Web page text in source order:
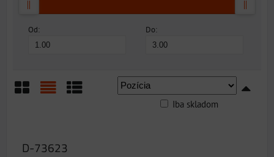
Od: Do:
Iba skladom
D-73623